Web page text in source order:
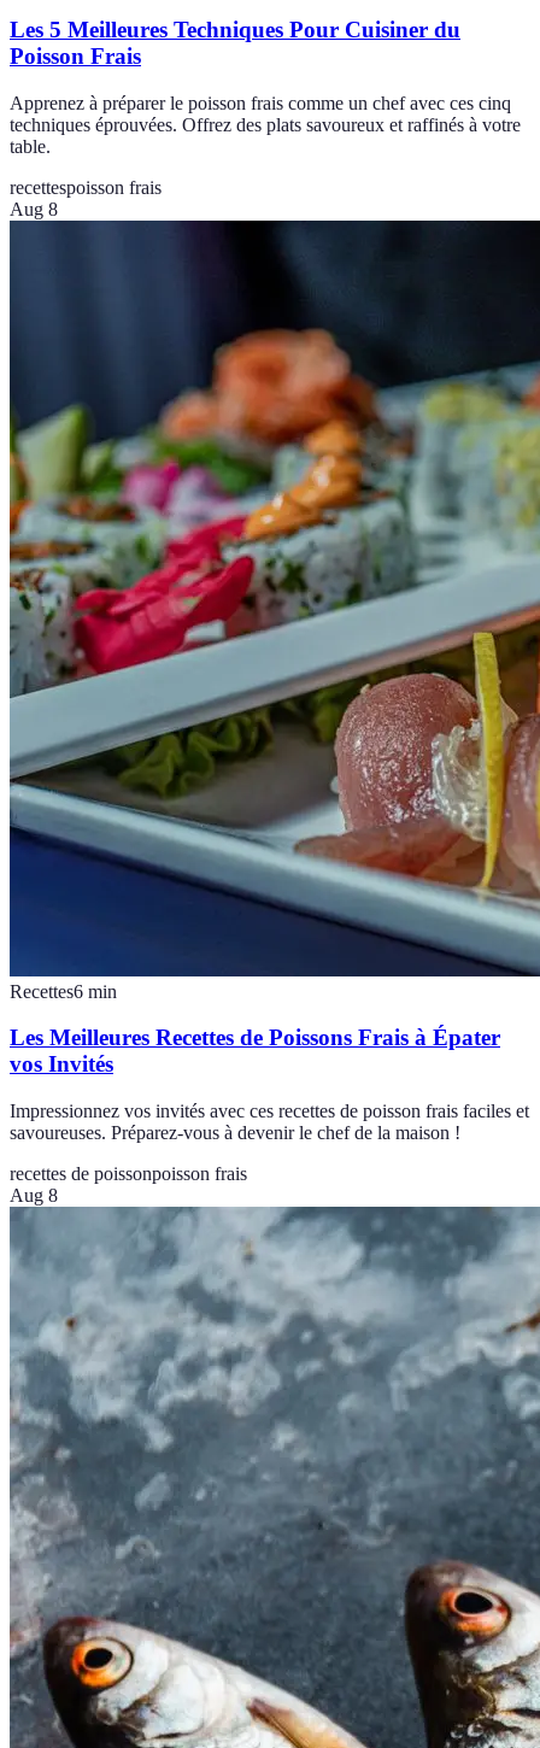
Les 5 Meilleures Techniques Pour Cuisiner du
Poisson Frais
Apprenez à préparer le poisson frais comme un chef avec ces cinq
techniques éprouvées. Offrez des plats savoureux et raffinés à votre
table.
recettespoisson frais
Aug 8
Recettes6 min
Les Meilleures Recettes de Poissons Frais à Épater
vos Invités
Impressionnez vos invités avec ces recettes de poisson frais faciles et
savoureuses. Préparez-vous à devenir le chef de la maison !
recettes de poissonpoisson frais
Aug 8